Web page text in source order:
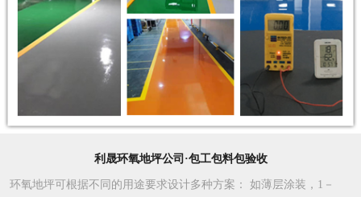
利晟环氧地坪公司·包工包料包验收
环氧地坪可根据不同的用途要求设计多种方案 ： 如薄层涂装，1－